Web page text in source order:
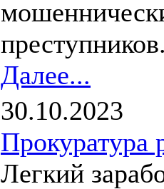
Далее...
30.10.2023
Прокуратура
Легкий